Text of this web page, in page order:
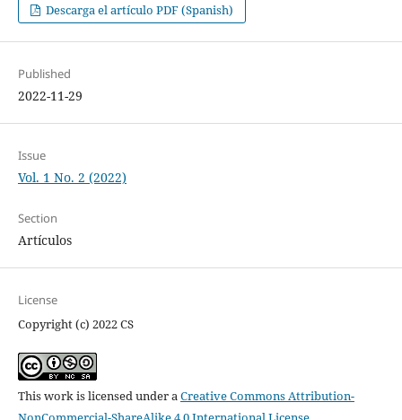
Descarga el artículo PDF (Spanish)
Published
2022-11-29
Issue
Vol. 1 No. 2 (2022)
Section
Artículos
License
Copyright (c) 2022 CS
This work is licensed under aCreative Commons Attribution-